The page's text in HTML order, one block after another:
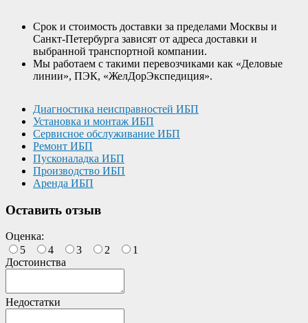
Срок и стоимость доставки за пределами Москвы и
Санкт-Петербурга зависят от адреса доставки и
выбранной транспортной компании.
Мы работаем с такими перевозчиками как «Деловые
линии», ПЭК, «ЖелДорЭкспедиция».
Диагностика неисправностей ИБП
Установка и монтаж ИБП
Сервисное обслуживание ИБП
Ремонт ИБП
Пусконаладка ИБП
Производство ИБП
Аренда ИБП
Оставить отзыв
Оценка:
5
4 3 2
1
Достоинства
Недостатки